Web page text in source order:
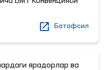
Батафсил
ярадорлар ва